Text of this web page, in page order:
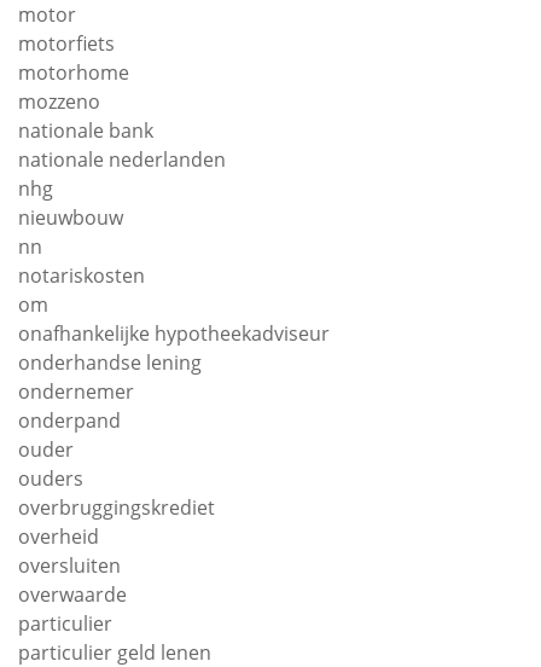
motor
motorfiets
motorhome
mozzeno
nationale bank
nationale nederlanden
nhg
nieuwbouw
nn
notariskosten
om
onafhankelijke hypotheekadviseur
onderhandse lening
ondernemer
onderpand
ouder
ouders
overbruggingskrediet
overheid
oversluiten
overwaarde
particulier
particulier geld lenen